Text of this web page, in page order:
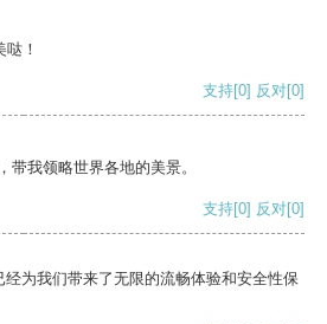
！
支持[0] 反对[0]
带我领略世界各地的美景。
支持[0] 反对[0]
为我们带来了无限的流畅体验和安全性保